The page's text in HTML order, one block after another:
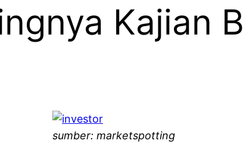
Kajian
sumber: marketspotting